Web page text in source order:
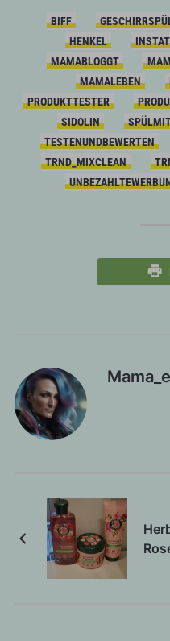
BIFF
HENKEL
MAMABLOGGT
MAMALEBEN
PRODUKTTESTER
SIDOLIN
TESTENUNDBEWERTEN
TRND_MIXCLEAN